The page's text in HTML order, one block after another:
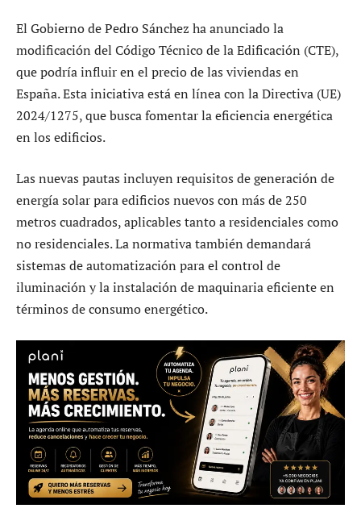
El Gobierno de Pedro Sánchez ha anunciado la
modificación del Código Técnico de la Edificación (CTE),
que podría influir en el precio de las viviendas en
España. Esta iniciativa está en línea con la Directiva (UE)
2024/1275, que busca fomentar la eficiencia energética
en los edificios.
Las nuevas pautas incluyen requisitos de generación de
energía solar para edificios nuevos con más de 250
metros cuadrados, aplicables tanto a residenciales como
no residenciales. La normativa también demandará
sistemas de automatización para el control de
iluminación y la instalación de maquinaria eficiente en
términos de consumo energético.